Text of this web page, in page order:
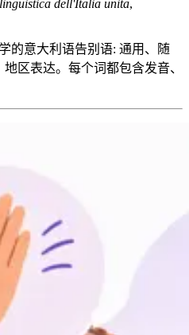
dell'Italia unita,
的意大利语告别语: 通用、随
区表达。每个词都包含发音、